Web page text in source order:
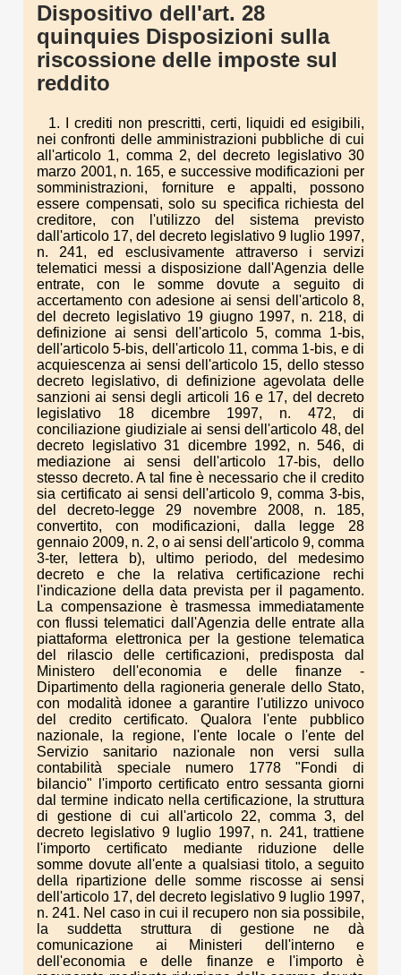
Dispositivo dell'art. 28
quinquies Disposizioni sulla
riscossione delle imposte sul
reddito
1. I crediti non prescritti, certi, liquidi ed esigibili,
nei confronti delle amministrazioni pubbliche di cui
all'articolo 1, comma 2, del decreto legislativo 30
marzo 2001, n. 165, e successive modificazioni per
somministrazioni, forniture e appalti, possono
essere compensati, solo su specifica richiesta del
creditore, con l'utilizzo del sistema previsto
dall'articolo 17, del decreto legislativo 9 luglio 1997,
n. 241, ed esclusivamente attraverso i servizi
telematici messi a disposizione dall'Agenzia delle
entrate, con le somme dovute a seguito di
accertamento con adesione ai sensi dell'articolo 8,
del decreto legislativo 19 giugno 1997, n. 218, di
definizione ai sensi dell'articolo 5, comma 1-bis,
dell'articolo 5-bis, dell'articolo 11, comma 1-bis, e di
acquiescenza ai sensi dell'articolo 15, dello stesso
decreto legislativo, di definizione agevolata delle
sanzioni ai sensi degli articoli 16 e 17, del decreto
legislativo 18 dicembre 1997, n. 472, di
conciliazione giudiziale ai sensi dell'articolo 48, del
decreto legislativo 31 dicembre 1992, n. 546, di
mediazione ai sensi dell'articolo 17-bis, dello
stesso decreto. A tal fine è necessario che il credito
sia certificato ai sensi dell'articolo 9, comma 3-bis,
del decreto-legge 29 novembre 2008, n. 185,
convertito, con modificazioni, dalla legge 28
gennaio 2009, n. 2, o ai sensi dell'articolo 9, comma
3-ter, lettera b), ultimo periodo, del medesimo
decreto e che la relativa certificazione rechi
l'indicazione della data prevista per il pagamento.
La compensazione è trasmessa immediatamente
con flussi telematici dall'Agenzia delle entrate alla
piattaforma elettronica per la gestione telematica
del rilascio delle certificazioni, predisposta dal
Ministero dell'economia e delle finanze -
Dipartimento della ragioneria generale dello Stato,
con modalità idonee a garantire l'utilizzo univoco
del credito certificato. Qualora l'ente pubblico
nazionale, la regione, l'ente locale o l'ente del
Servizio sanitario nazionale non versi sulla
contabilità speciale numero 1778 "Fondi di
bilancio" l'importo certificato entro sessanta giorni
dal termine indicato nella certificazione, la struttura
di gestione di cui all'articolo 22, comma 3, del
decreto legislativo 9 luglio 1997, n. 241, trattiene
l'importo certificato mediante riduzione delle
somme dovute all'ente a qualsiasi titolo, a seguito
della ripartizione delle somme riscosse ai sensi
dell'articolo 17, del decreto legislativo 9 luglio 1997,
n. 241. Nel caso in cui il recupero non sia possibile,
la suddetta struttura di gestione ne dà
comunicazione ai Ministeri dell'interno e
dell'economia e delle finanze e l'importo è